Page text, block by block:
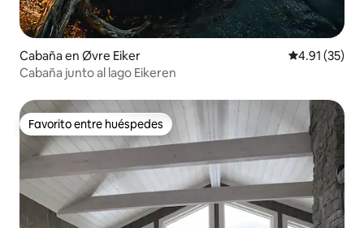
Cabaña en Øvre Eiker Calificación
4.91 (35)
Cabaña junto al lago Eikeren
Favorito entre huéspedes
Favorito entre huéspedes